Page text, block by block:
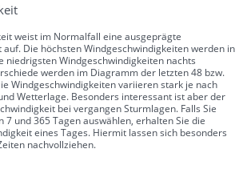
weist im Normalfall eine ausgeprägte
Die höchsten Windgeschwindigkeiten werden in
niedrigsten Windgeschwindigkeiten nachts
werden im Diagramm der letzten 48 bzw.
Windgeschwindigkeiten variieren stark je nach
Wetterlage. Besonders interessant ist aber der
bei vergangen Sturmlagen. Falls Sie
7 und 365 Tagen auswählen, erhalten Sie die
eines Tages. Hiermit lassen sich besonders
nachvollziehen.